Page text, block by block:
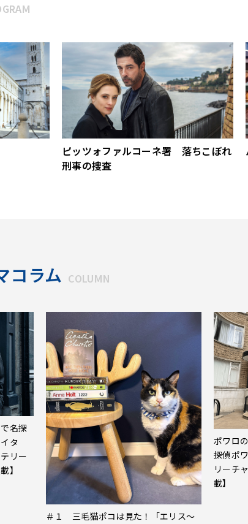
ピッツォファルコーネ署 落ちこぼれ
刑事の捜査
コラム COLUMN
名探
タ
リー
】
＃１ 三毛猫ポコは見た！「エリス～
ポワロ
探偵ポ
リーチ
載】